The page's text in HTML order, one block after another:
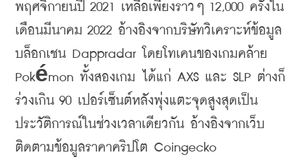
พฤศจิกายนปี 2021 เหลือเพียงราวๆ 12,000 ครั้งใน
เดือนมีนาคม 2022 อ้างอิงจากบริษัทวิเคราะห์ข้อมูล
บล็อกเชน Dappradar โดยโทเคนของเกมคล้าย
Pokémon ทั้งสองเกม ได้แก่ AXS และ SLP ต่างก็
ร่วงเกิน 90 เปอร์เซ็นต์หลังพุ่งแตะจุดสูงสุดเป็น
ประวัติการณ์ในช่วงเวลาเดียวกัน อ้างอิงจากเว็บ
ติดตามข้อมูลราคาคริปโต Coingecko